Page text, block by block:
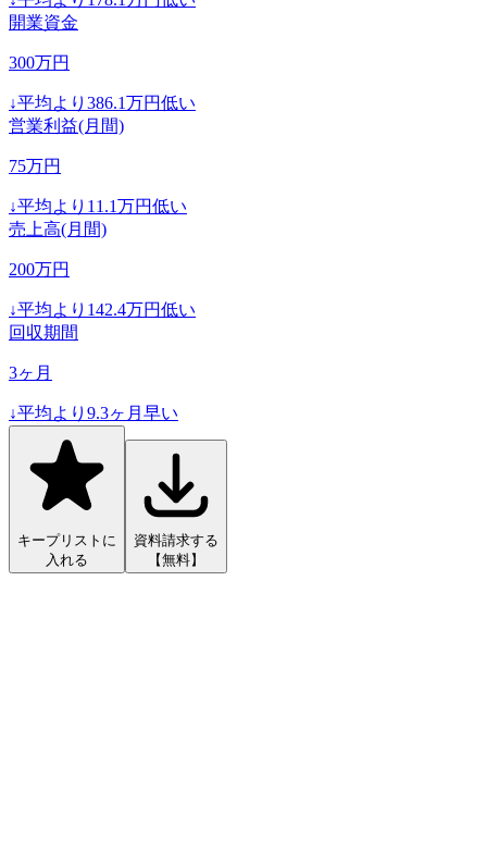
開業資金
300万円
↓平均より 386.1万円低い
営業利益(月間)
75万円
↓平均より 11.1万円低い
売上高(月間)
200万円
↓平均より 142.4万円低い
回収期間
3ヶ月
↓平均より 9.3ヶ月早い
キープリストに
入れる
資料請求する
【無料】